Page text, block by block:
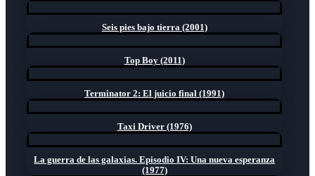
Seis pies bajo tierra (2001)
Top Boy (2011)
Terminator 2: El juicio final (1991)
Taxi Driver (1976)
La guerra de las galaxias. Episodio IV: Una nueva esperanza
(1977)